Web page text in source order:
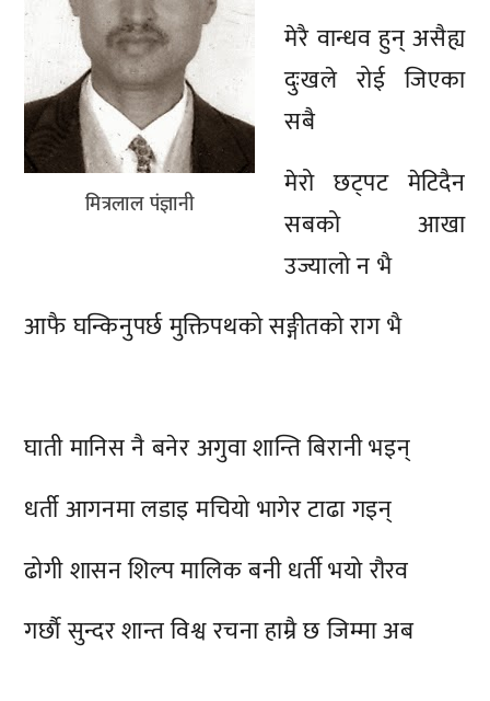
मित्रलाल पंज्ञानी
मेरै वान्धव हुन् असैह्य
दुःखले रोई जिएका
सबै
मेरो छट्पट मेटिदैन
सबको आखा
उज्यालो न भै
आफै घन्किनुपर्छ मुक्तिपथको सङ्गीतको राग भै
घाती मानिस नै बनेर अगुवा शान्ति बिरानी भइन्
धर्ती आगनमा लडाइ मचियो भागेर टाढा गइन्
ढोगी शासन शिल्प मालिक बनी धर्ती भयो रौरव
गर्छाै सुन्दर शान्त विश्व रचना हाम्रै छ जिम्मा अब